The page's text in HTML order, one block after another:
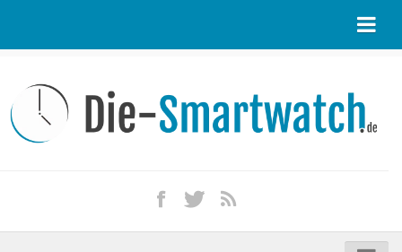
Kontakt / Tipp geben
Impressum
iPhone kaufen